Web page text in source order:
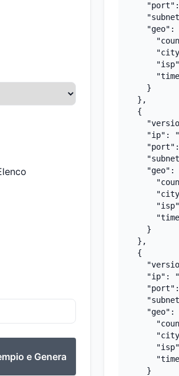
e Genera
"geo":
    }
  },
  {
"ip":
"geo":
    }
  },
  {
"ip":
"geo":
    }